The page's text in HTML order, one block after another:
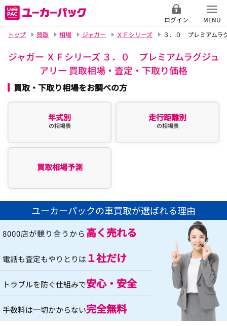
ログイン
MENU
トップ
買取 相場 ジャガー ＸＦシリーズ ３．０ プレミアムラ
ジャガー ＸＦシリーズ ３．０ プレミアムラグジュ
アリー 買取相場・査定・下取り価格
買取・下取り相場をお調べの方
年式別
の相場表
走行距離別
の相場表
買取相場予測
ユーカーパックの車買取が選ばれる理由
8000店が競り合うから 高く売れる
電話も査定もやりとりは １社だけ
トラブルを防ぐ仕組みで安心・安全
手数料は一切かからない完全無料